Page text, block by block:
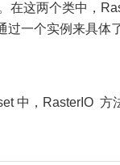
在这两个类中，
过一个实例来具体
中，RasterIO 方